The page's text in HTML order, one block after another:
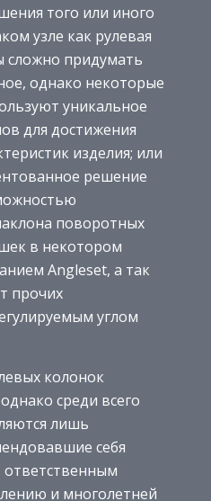
того или иного
узле как рулевая
сложно придумать
однако некоторые
уникальное
для достижения
изделия; или
решение
поворотных
в некотором
Angleset, а так
прочих
углом
колонок
среди всего
лишь
себя
и многолетней